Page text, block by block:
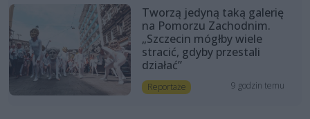
Tworzą jedyną taką galerię
na Pomorzu Zachodnim.
„Szczecin mógłby wiele
stracić, gdyby przestali
działać”
Reportaże 9 godzin temu